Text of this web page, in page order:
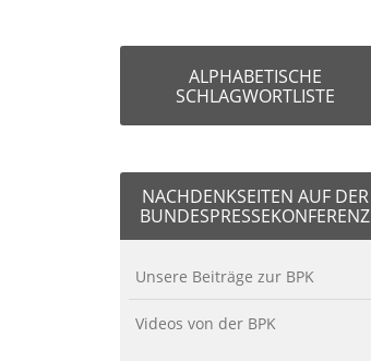
ALPHABETISCHE
SCHLAGWORTLISTE
NACHDENKSEITEN AUF DER
BUNDESPRESSEKONFERENZ
Unsere Beiträge zur BPK
Videos von der BPK